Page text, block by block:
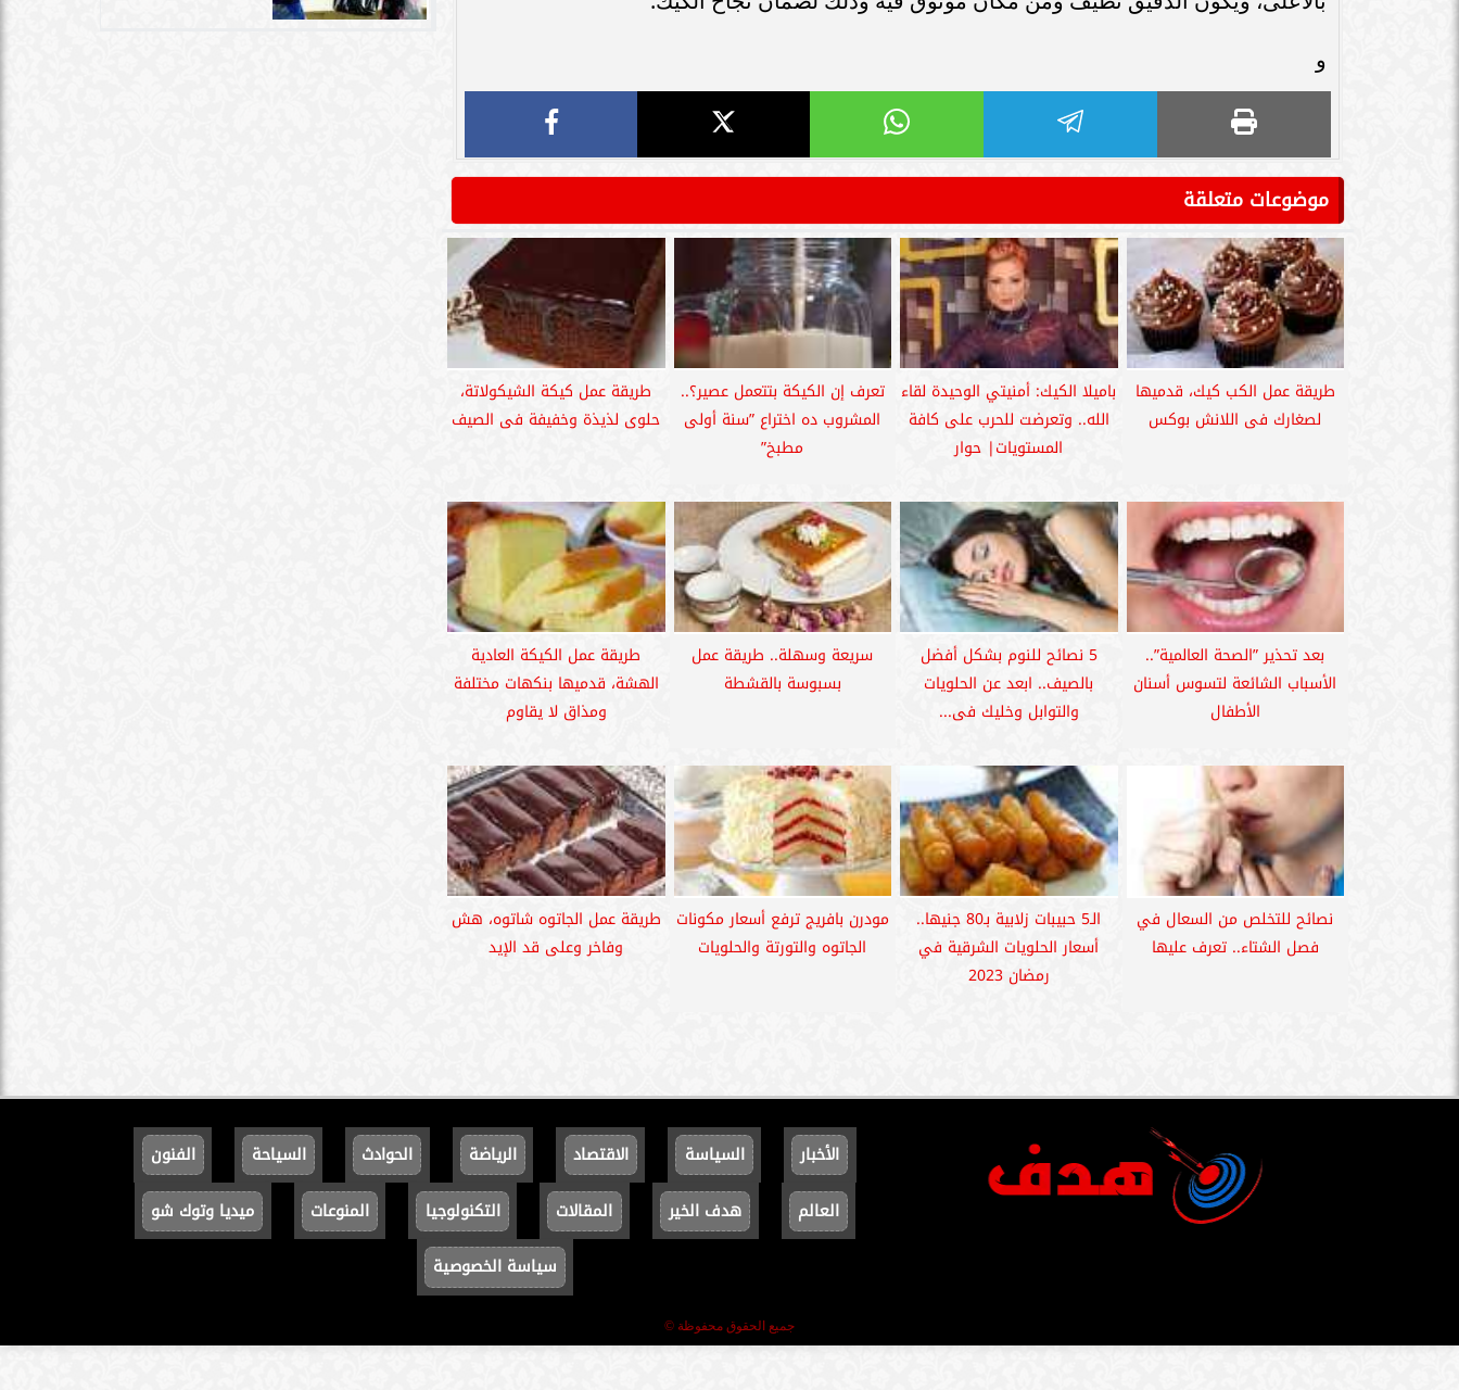
و
موضوعات متعلقة
طريقة عمل الكب كيك، قدميها
لصغارك فى اللانش بوكس
باميلا الكيك: أمنيتي الوحيدة لقاء
الله.. وتعرضت للحرب على كافة
المستويات| حوار
تعرف إن الكيكة بتتعمل عصير؟..
المشروب ده اختراع ”سنة أولى
مطبخ”
طريقة عمل كيكة الشيكولاتة،
حلوى لذيذة وخفيفة فى الصيف
بعد تحذير ”الصحة العالمية”..
الأسباب الشائعة لتسوس أسنان
الأطفال
5 نصائح للنوم بشكل أفضل
بالصيف.. ابعد عن الحلويات
والتوابل وخليك فى...
سريعة وسهلة.. طريقة عمل
بسبوسة بالقشطة
طريقة عمل الكيكة العادية
الهشة، قدميها بنكهات مختلفة
ومذاق لا يقاوم
نصائح للتخلص من السعال في
فصل الشتاء.. تعرف عليها
الـ5 حبيبات زلابية بـ80 جنيها..
أسعار الحلويات الشرقية في
رمضان 2023
مودرن بافريج ترفع أسعار مكونات
الجاتوه والتورتة والحلويات
طريقة عمل الجاتوه شاتوه، هش
وفاخر وعلى قد الإيد
الأخبار السياسة الاقتصاد الرياضة الحوادث السياحة
الفنون
العالم
هدف الخير المقالات التكنولوجيا المنوعات
ميديا وتوك شو
سياسة الخصوصية
جميع الحقوق محفوظة ©